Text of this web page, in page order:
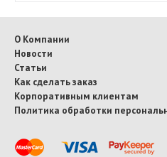
О Компании
Новости
Статьи
Как сделать заказ
Корпоративным клиентам
Политика обработки